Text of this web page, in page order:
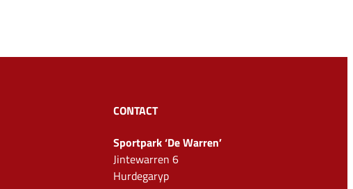
CONTACT
Sportpark ‘De Warren’
Jintewarren 6
Hurdegaryp